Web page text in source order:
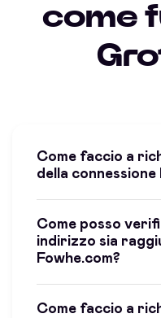
come
Come faccio a
della connessione
Come posso
indirizzo sia
Fowhe.com?
Come faccio a